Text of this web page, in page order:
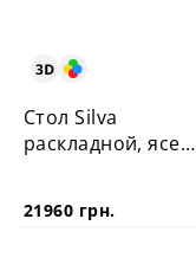
Стол Silva
раскладной, ясень
21960 грн.